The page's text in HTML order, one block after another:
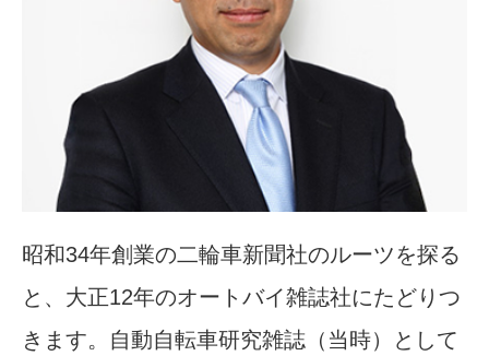
昭和34年創業の二輪車新聞社のルーツを探る
と、大正12年のオートバイ雑誌社にたどりつ
きます。自動自転車研究雑誌（当時）として